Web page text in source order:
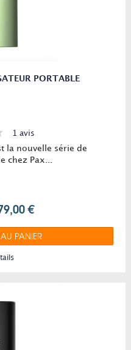
PORTABLE
1 avis
la nouvelle série de
chez Pax...
€
PANIER